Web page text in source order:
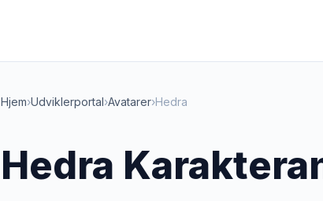
Hjem›Udviklerportal›Avatarer›Hedra
Hedra